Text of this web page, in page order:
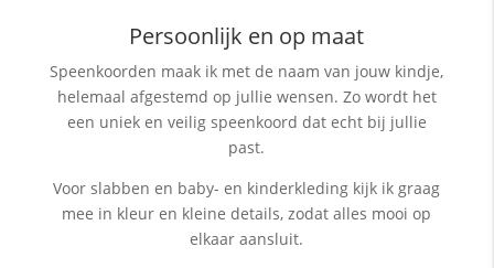
Persoonlijk en op maat
Speenkoorden maak ik met de naam van jouw kindje,
helemaal afgestemd op jullie wensen. Zo wordt het
een uniek en veilig speenkoord dat echt bij jullie
past.
Voor slabben en baby- en kinderkleding kijk ik graag
mee in kleur en kleine details, zodat alles mooi op
elkaar aansluit.